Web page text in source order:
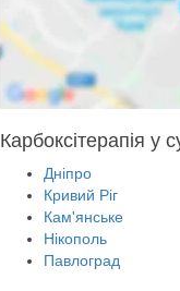
Карбоксітерапія у
Дніпро
Кривий Ріг
Кам'янське
Нікополь
Павлоград